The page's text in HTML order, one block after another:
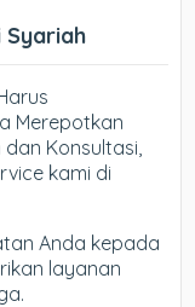
Syariah
Merepotkan
dan Konsultasi,
kami di
Anda kepada
layanan